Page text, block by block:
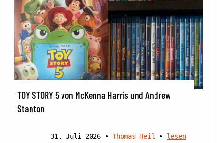
TOY STORY 5 von McKenna Harris und Andrew
Stanton
31. Juli 2026 • Thomas Heil • lesen